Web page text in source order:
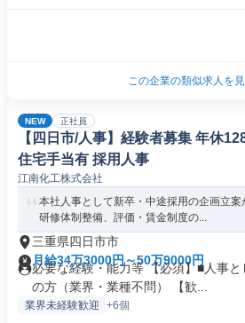
この企業の類似求人を
NEW 正社員
【四日市/人事】経験者募集 年休
住宅手当有 採用人事
江南化工株式会社
本社人事として新卒・中途採用の企画立
研修体制整備、評価・賃金制度の...
三重県四日市市
月給34万3000円～50万9000円
必要な経験・能力等 【必須】■人事
の方（業界・業種不問） 【歓...
業界未経験歓迎 +6個